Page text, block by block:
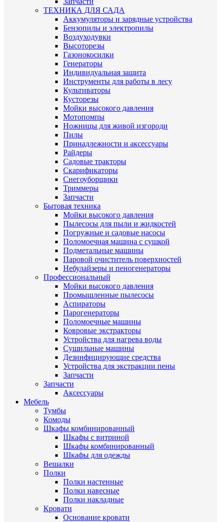
ТЕХНИКА ДЛЯ САДА
Аккумуляторы и зарядные устройства
Бензопилы и электропилы
Воздуходувки
Высоторезы
Газонокосилки
Генераторы
Индивидуальная защита
Инструменты для работы в лесу
Культиваторы
Кусторезы
Мойки высокого давления
Мотопомпы
Ножницы для живой изгороди
Пилы
Принадлежности и аксессуары
Райдеры
Садовые тракторы
Скарификаторы
Снегоуборщики
Триммеры
Запчасти
Бытовая техника
Мойки высокого давления
Пылесосы для пыли и жидкостей
Погружные и садовые насосы
Поломоечная машина с сушкой
Подметальные машины
Паровой очиститель поверхностей
Небулайзеры и пеногенераторы
Профессиональный
Мойки высокого давления
Промышленные пылесосы
Аспираторы
Парогенераторы
Поломоечные машины
Ковровые экстракторы
Устройства для нагрева воды
Сушильные машины
Дезинфицирующие средства
Устройства для экстракции пены
Запчасти
Запчасти
Аксессуары
Мебель
Тумбы
Комоды
Шкафы комбинированный
Шкафы с витриной
Шкафы комбинированный
Шкафы для одежды
Вешалки
Полки
Полки настенные
Полки навесные
Полки накладные
Кровати
Основание кровати